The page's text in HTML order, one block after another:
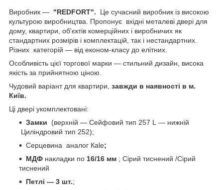
Виробник — "REDFORT". Це сучасний виробник із високою
культурою виробництва. Пропонує вхідні металеві двері для
дому, квартири, об'єктів комерційних і виробничих як
стандартних розмірів і комплектацій, так і нестандартних.
Різних категорій — від економ-класу до елітних.
Особливість цієї торгової марки — стильний дизайн, висока
якість за прийнятною ціною.
Чудовий варіант для квартири, завжди в наявності в м.
Київ.
Ці двері укомплектовані:
Замки
(верхній — Сейфовий тип 257 L — нижній
Циліндровий тип 252);
Серцевина аналог Кale;
МДФ накладки по 16/16 мм ; Сірий тиснений /Сірий
тиснений
Петлі — 3 шт.;